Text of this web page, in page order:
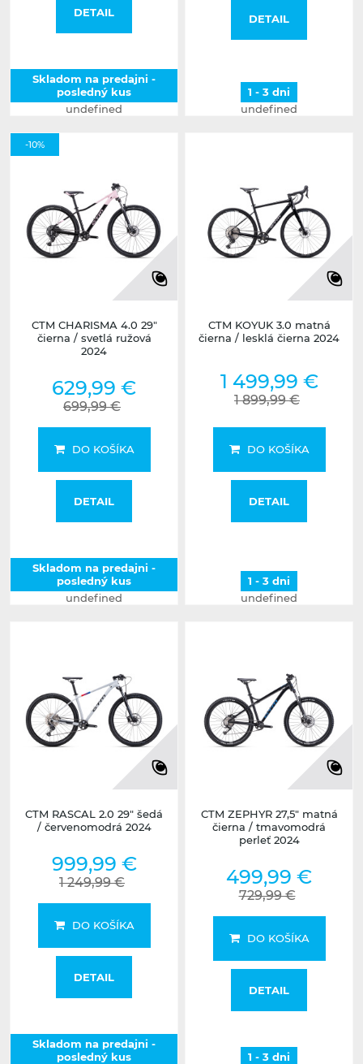
DETAIL
Skladom na predajni -
posledný kus
undefined
DETAIL
1 - 3 dni
undefined
-10%
CTM CHARISMA 4.0 29"
čierna / svetlá ružová
2024
629,99 €
699,99 €
DO KOŠÍKA
DETAIL
Skladom na predajni -
posledný kus
undefined
CTM KOYUK 3.0 matná
čierna / lesklá čierna 2024
1 499,99 €
1 899,99 €
DO KOŠÍKA
DETAIL
1 - 3 dni
undefined
CTM RASCAL 2.0 29" šedá
/ červenomodrá 2024
999,99 €
1 249,99 €
DO KOŠÍKA
DETAIL
Skladom na predajni -
posledný kus
CTM ZEPHYR 27,5" matná
čierna / tmavomodrá
perleť 2024
499,99 €
729,99 €
DO KOŠÍKA
DETAIL
1 - 3 dni